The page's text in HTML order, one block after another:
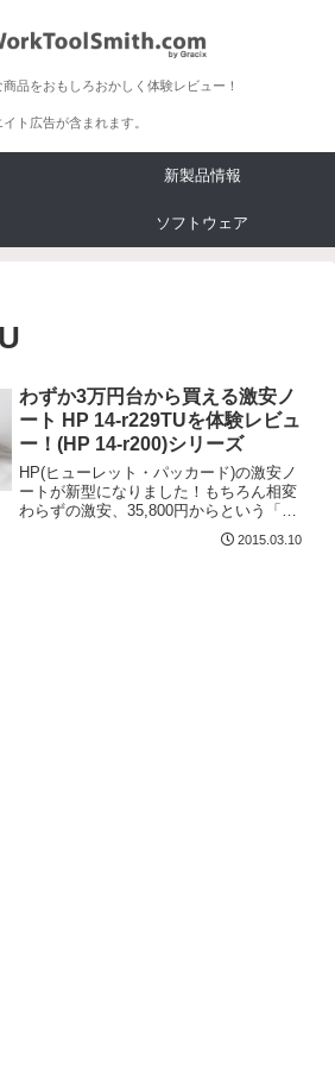
品をおもしろおかしく体験レビュー！
ト広告が含まれます。
新製品情報
ソフトウェア
わずか3万円台から買える激安ノ
ート HP 14-r229TUを体験レビュ
ー！(HP 14-r200)シリーズ
HP(ヒューレット・パッカード)の激安ノ
ートが新型になりました！もちろん相変
わらずの激安、35,800円からという「ホ
ントにノートパソコンか？」と聞きたく
2015.03.10